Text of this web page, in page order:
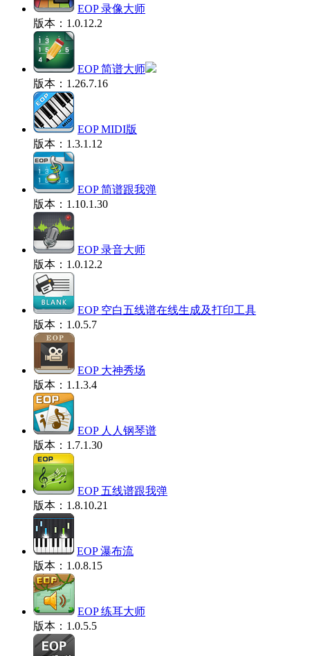
EOP 录像大师
版本：1.0.12.2
EOP 简谱大师
版本：1.26.7.16
EOP MIDI版
版本：1.3.1.12
EOP 简谱跟我弹
版本：1.10.1.30
EOP 录音大师
版本：1.0.12.2
EOP 空白五线谱在线生成及打印工具
版本：1.0.5.7
EOP 大神秀场
版本：1.1.3.4
EOP 人人钢琴谱
版本：1.7.1.30
EOP 五线谱跟我弹
版本：1.8.10.21
EOP 瀑布流
版本：1.0.8.15
EOP 练耳大师
版本：1.0.5.5